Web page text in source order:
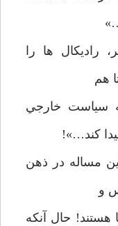
راديكال ها را
هم
سياست خارجي
كند…»!
مساله در ذهن
و
حال آنكه